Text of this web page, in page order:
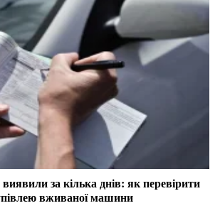
за кілька днів: як перевірити
вживаної машини